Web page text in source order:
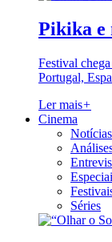
Pikika e
Festival
Portugal,
Ler mais+
Cinema
Notícias
Séries